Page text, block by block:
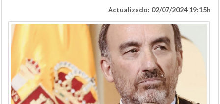
Actualizado: 02/07/2024 19:15h